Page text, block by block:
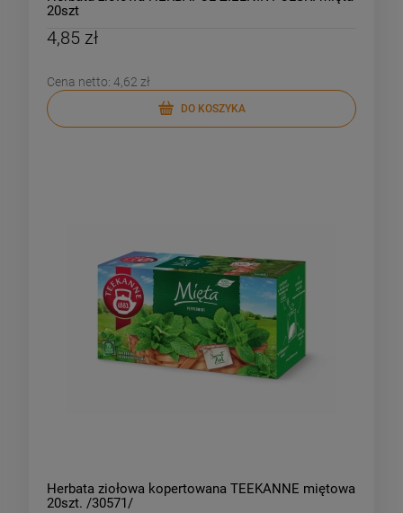
20szt
4,85 zł
Cena netto: 4,62 zł
DO KOSZYKA
Herbata ziołowa kopertowana TEEKANNE miętowa
20szt. /30571/